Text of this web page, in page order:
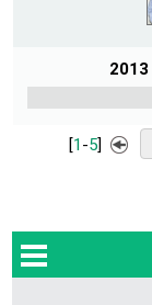
[1-5]